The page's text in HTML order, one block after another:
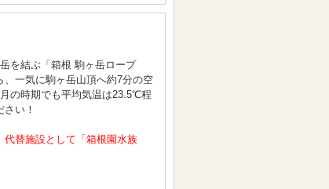
を結ぶ「箱根 駒ヶ岳ロープ
一気に駒ヶ岳山頂へ約7分の空
の時期でも平均気温は23.5℃程
い！
替施設として「箱根園水族